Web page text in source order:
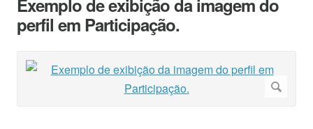
Exemplo de exibição da imagem do
perfil em Participação.